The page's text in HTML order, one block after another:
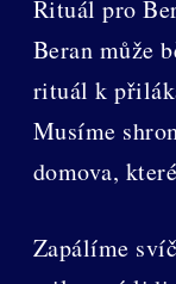
Rituál pro
Beran může
rituál k
Musíme
domova,
Zapálíme